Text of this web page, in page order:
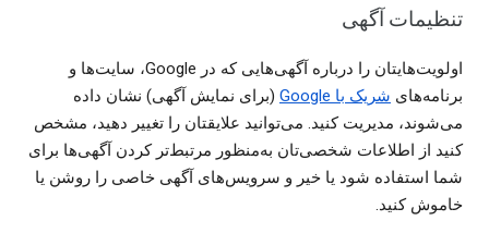
تنظیمات آگهی
اولویت‌هایتان را درباره آگهی‌هایی که در Google، سایت‌ها و
برنامه‌های شریک با Google
(برای نمایش آگهی) نشان داده
می‌شوند، مدیریت کنید. می‌توانید علایقتان را تغییر دهید، مشخص
کنید از اطلاعات شخصی‌تان به‌منظور مرتبط‌تر کردن آگهی‌ها برای
شما استفاده شود یا خیر و سرویس‌های آگهی خاصی را روشن یا
خاموش کنید.